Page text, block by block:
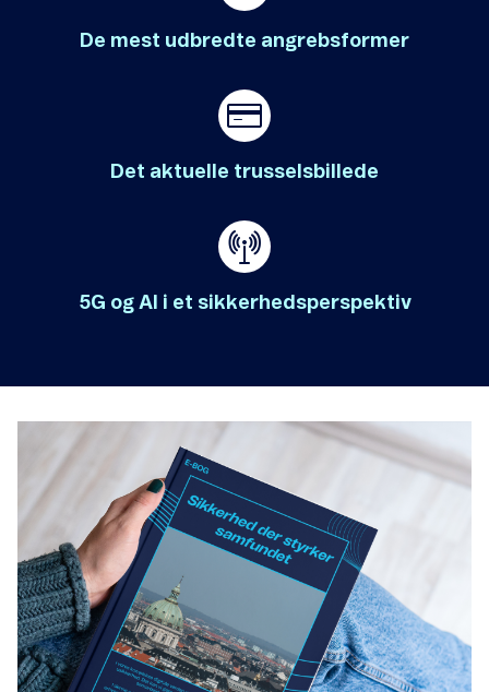
De mest udbredte angrebsformer
Det aktuelle trusselsbillede
5G og AI i et sikkerhedsperspektiv